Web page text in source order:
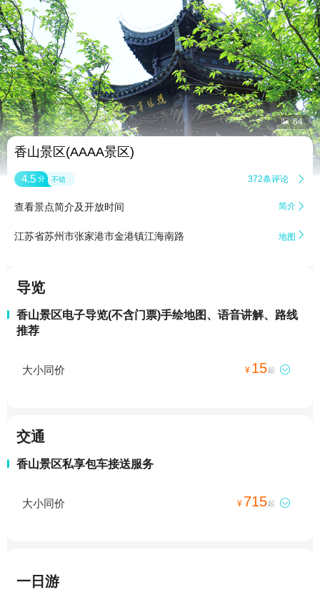
 64
香山景区(AAAA景区)
4.5 分 不错 372条评论 
查看景点简介及开放时间 简介 
江苏省苏州市张家港市金港镇江海南路 地图 
导览
香山景区电子导览(不含门票)手绘地图、语音讲解、路线
推荐
大小同价 ¥ 15起 
交通
香山景区私享包车接送服务
大小同价 ¥ 715起 
一日游
